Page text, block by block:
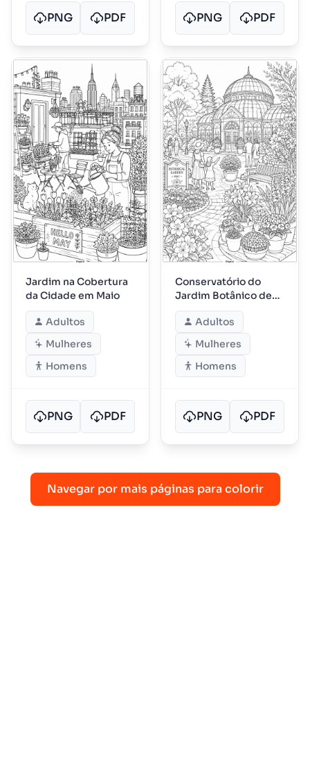
PNG PDF PNG PDF
Jardim na Cobertura
da Cidade em Maio
Adultos
Mulheres
Homens
PNG PDF
Conservatório do
Jardim Botânico de
Maio
Adultos
Mulheres
Homens
PNG PDF
Navegar por mais páginas para colorir